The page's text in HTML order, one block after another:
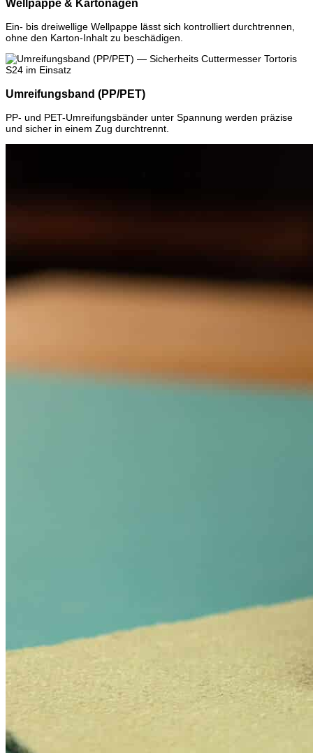
Wellpappe & Kartonagen
Ein- bis dreiwellige Wellpappe lässt sich kontrolliert durchtrennen,
ohne den Karton-Inhalt zu beschädigen.
Umreifungsband (PP/PET)
PP- und PET-Umreifungsbänder unter Spannung werden präzise
und sicher in einem Zug durchtrennt.